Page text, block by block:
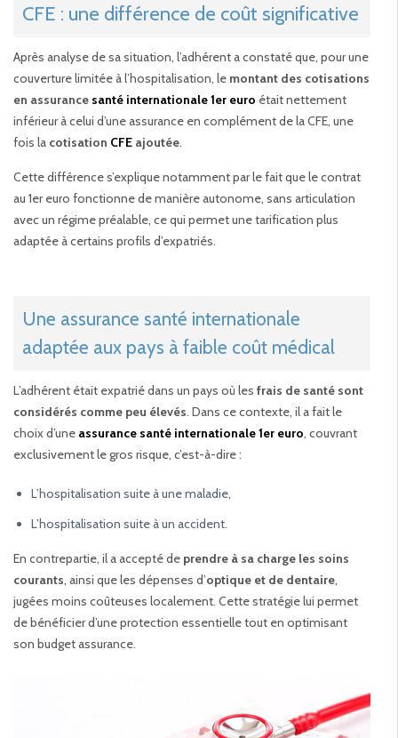
CFE : une différence de coût significative
Après analyse de sa situation, l’adhérent a constaté que, pour une
couverture limitée à l’hospitalisation, le montant des cotisations
en assurance santé internationale 1er euro était nettement
inférieur à celui d’une assurance en complément de la CFE, une
fois la cotisation CFE ajoutée
Cette différence s’explique notamment par le fait que le contrat
au 1er euro fonctionne de manière autonome, sans articulation
avec un régime préalable, ce qui permet une tarification plus
adaptée à certains profils d’expatriés.
Une assurance santé internationale
adaptée aux pays à faible coût médical
L’adhérent était expatrié dans un pays où les frais de santé sont
considérés comme peu élevés . Dans ce contexte, il a fait le
choix d’une assurance santé internationale 1er euro , couvrant
exclusivement le gros risque, c’est-à-dire :
L’hospitalisation suite à une maladie,
L’hospitalisation suite à un accident.
En contrepartie, il a accepté de prendre à sa charge les soins
courants , ainsi que les dépenses d’optique et de dentaire
jugées moins coûteuses localement. Cette stratégie lui permet
de bénéficier d’une protection essentielle tout en optimisant
son budget assurance.